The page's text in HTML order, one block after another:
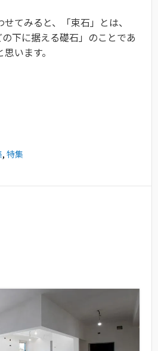
せてみると、「束石」とは、
の下に据える礎石」のことであ
います。
, 特集